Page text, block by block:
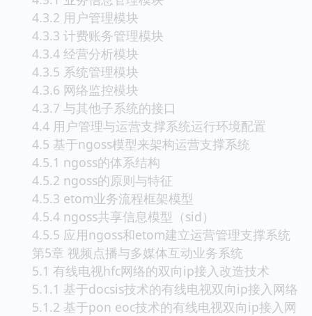
4.3.2 用户管理模块
4.3.3 计费账务管理模块
4.3.4 经营分析模块
4.3.5 系统管理模块
4.3.6 网络监控模块
4.3.7 与其他子系统的接口
4.4 用户管理与运营支撑系统运行环境配置
4.5 基于ngoss模型来架构运营支撑系统
4.5.1 ngoss的体系结构
4.5.2 ngoss的原则与特征
4.5.3 etom业务流程框架模型
4.5.4 ngoss共享信息模型（sid）
4.5.5 应用ngoss和etom建立运营管理支撑系统
第5章 视频点播与多媒体互动业务系统
5.1 有线电视hfc网络的双向ip接入改造技术
5.1.1 基于docsis技术的有线电视双向ip接入网络
5.1.2 基于pon eoc技术的有线电视双向ip接入网